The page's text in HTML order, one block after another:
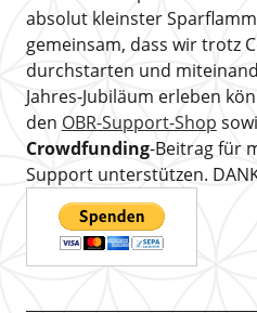
absolut kleinster
gemeinsam, dass wir trotz
durchstarten und
Jahres-Jubiläum erleben
den OBR-Support-Shop
Crowdfunding-Beitrag für
Support unterstützen.